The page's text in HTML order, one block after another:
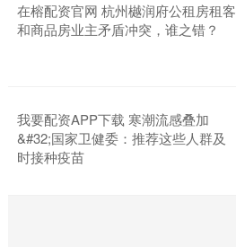
在榕配资官网 杭州樾润府公租房租客
和商品房业主矛盾冲突，谁之错？
我要配资APP下载 寒潮流感叠加
&#32;国家卫健委：推荐这些人群及
时接种疫苗